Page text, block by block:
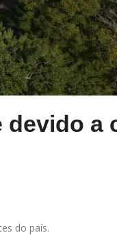
devido a
do país.